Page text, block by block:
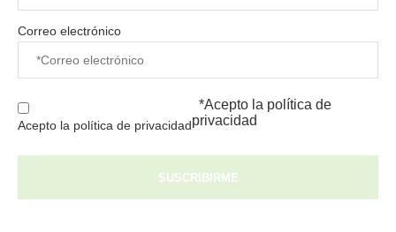
Correo electrónico
Acepto la política de privacidad
*Acepto la política de
privacidad